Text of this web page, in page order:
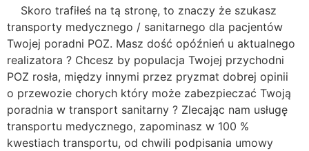
Skoro trafiłeś na tą stronę, to znaczy że szukasz
transporty medycznego / sanitarnego dla pacjentów
Twojej poradni POZ. Masz dość opóźnień u aktualnego
realizatora ? Chcesz by populacja Twojej przychodni
POZ rosła, między innymi przez pryzmat dobrej opinii
o przewozie chorych który może zabezpieczać Twoją
poradnia w transport sanitarny ? Zlecając nam usługę
transportu medycznego, zapominasz w 100 %
kwestiach transportu, od chwili podpisania umowy